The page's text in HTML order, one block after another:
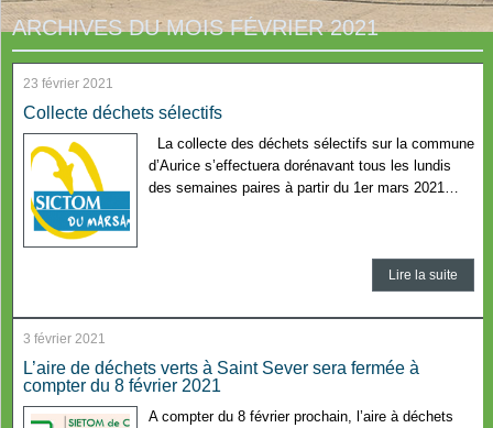
ARCHIVES DU MOISFÉVRIER 2021
23 février 2021
Collecte déchets sélectifs
La collecte des déchets sélectifs sur la commune
d’Aurice s’effectuera dorénavant tous les lundis
des semaines paires à partir du 1er mars 2021…
Lire la suite
3 février 2021
L’aire de déchets verts à Saint Sever sera fermée à
compter du 8 février 2021
A compter du 8 février prochain, l’aire à déchets